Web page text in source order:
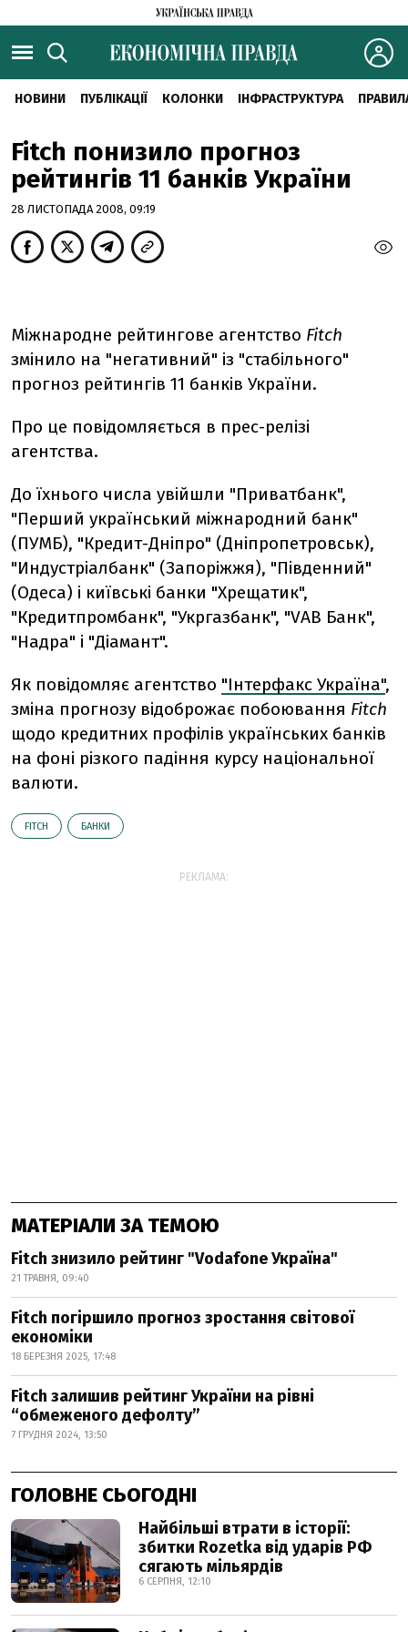
НОВИНИ ПУБЛІКАЦІЇ КОЛОНКИ ІНФРАСТРУКТУРА
Fitch понизило прогноз
рейтингів 11 банків України
28 ЛИСТОПАДА 2008, 09:19
Міжнародне рейтингове агентство Fitch
змінило на "негативний" із "стабільного"
прогноз рейтингів 11 банків України.
Про це повідомляється в прес-релізі
агентства.
До їхнього числа увійшли "Приватбанк",
"Перший український міжнародний банк"
(ПУМБ), "Кредит-Дніпро" (Дніпропетровськ),
"Индустріалбанк" (Запоріжжя), "Південний"
(Одеса) і київські банки "Хрещатик",
"Кредитпромбанк", "Укргазбанк", "VAB Банк",
"Надра" і "Діамант".
Як повідомляє агентство "Інтерфакс Україна",
зміна прогнозу відоброжає побоювання Fitch
щодо кредитних профілів українських банків
на фоні різкого падіння курсу національної
валюти.
FITCH БАНКИ
РЕКЛАМА:
МАТЕРІАЛИ ЗА ТЕМОЮ
Fitch знизило рейтинг "Vodafone Україна"
21 ТРАВНЯ, 09:40
Fitch погіршило прогноз зростання світової
економіки
18 БЕРЕЗНЯ 2025, 17:48
Fitch залишив рейтинг України на рівні
“обмеженого дефолту”
7 ГРУДНЯ 2024, 13:50
ГОЛОВНЕ СЬОГОДНІ
Найбільші втрати в історії:
збитки Rozetka від ударів РФ
сягають мільярдів
6 СЕРПНЯ, 12:10